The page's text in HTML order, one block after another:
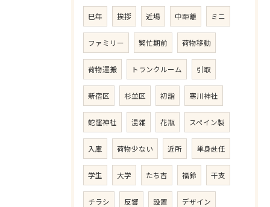
巳年 挨拶 近場 中距離 ミニ
ファミリー 繁忙期前 荷物移動
荷物運搬 トランクルーム 引取
新宿区 杉並区 初詣 寒川神社
蛇窪神社 混雑 花瓶 スペイン製
入庫 荷物少ない 近所 単身赴任
学生 大学 たち吉 福鈴 干支
チラシ 反響 設置 デザイン